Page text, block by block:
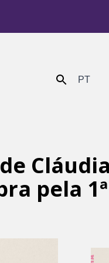
Enviar PT
Cláudia
pela 1ª